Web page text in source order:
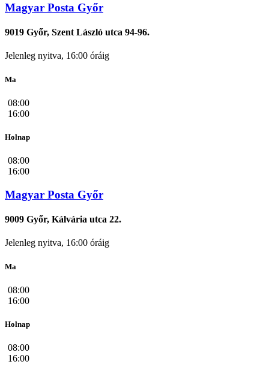
Magyar Posta Győr
9019 Győr, Szent László utca 94-96.
Jelenleg nyitva, 16:00 óráig
Ma
08:00
16:00
Holnap
08:00
16:00
Magyar Posta Győr
9009 Győr, Kálvária utca 22.
Jelenleg nyitva, 16:00 óráig
Ma
08:00
16:00
Holnap
08:00
16:00